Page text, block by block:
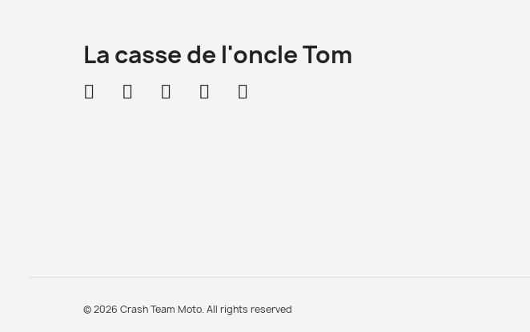
La casse de l'oncle Tom
© 2026 Crash Team Moto. All rights reserved